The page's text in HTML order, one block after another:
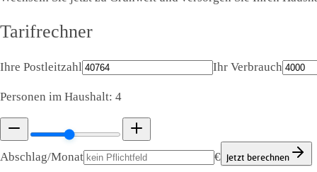
Tarifrechner
Ihre Postleitzahl Ihr Verbrauch
Personen im Haushalt: 4
Abschlag/Monat € Jetzt berechnen